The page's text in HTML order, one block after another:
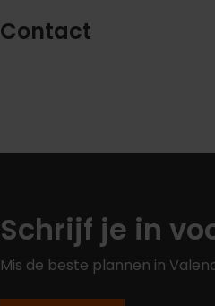
Contact
Schrijf je in
Mis de beste plannen in